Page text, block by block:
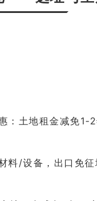
：土地租金减免1-
料/设备，出口免